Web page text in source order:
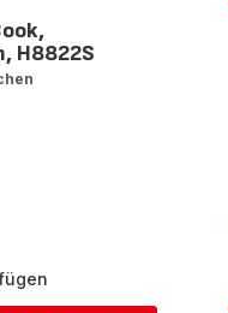
Jamie
Oliver,
H8822S